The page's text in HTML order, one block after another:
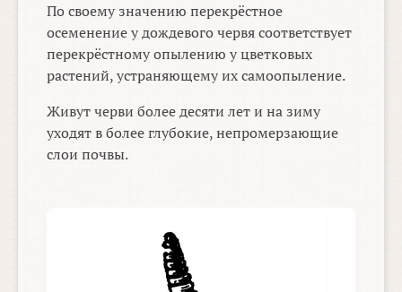
По своему значению перекрёстное
осеменение у дождевого червя соответствует
перекрёстному опылению у цветковых
растений, устраняющему их самоопыление.
Живут черви более десяти лет и на зиму
уходят в более глубокие, непромерзающие
слои почвы.